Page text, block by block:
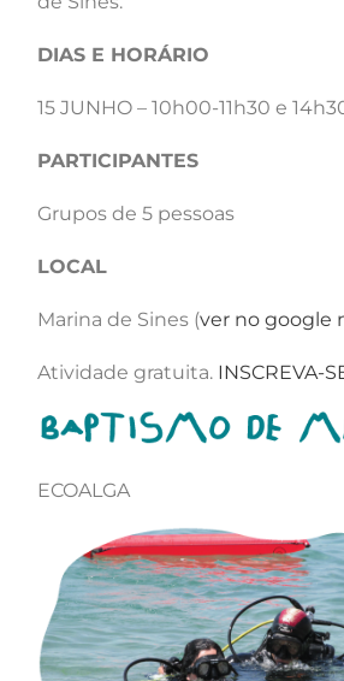
DIAS E HORÁRIO
15 JUNHO – 10h00-11h30 e
PARTICIPANTES
Grupos de 5 pessoas
LOCAL
Marina de Sines (ver no google
Atividade gratuita. INSCREVA-
ECOALGA